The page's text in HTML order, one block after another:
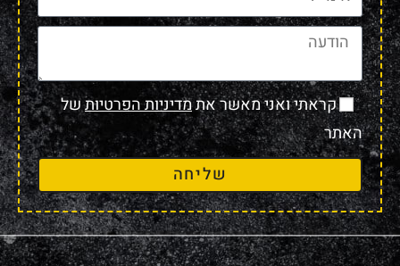
קראתי ואני מאשר אתמדיניות הפרטיותשל
האתר
שליחה